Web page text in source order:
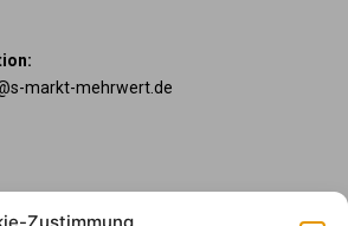
markt-mehrwert.de